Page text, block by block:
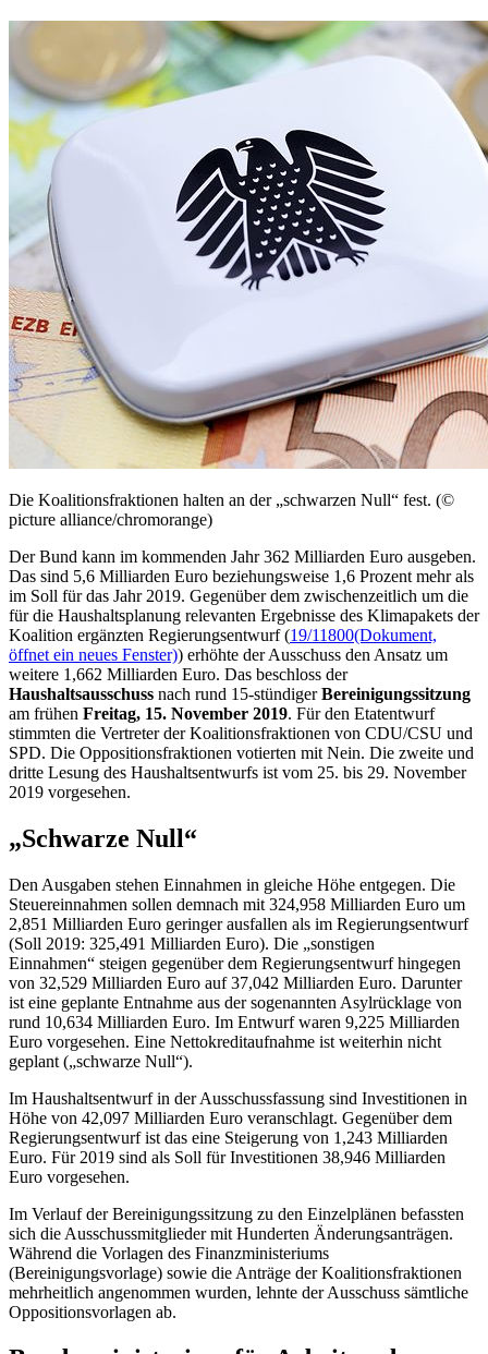
Die Koalitionsfraktionen halten an der „schwarzen Null“ fest. (©
picture alliance/chromorange)
Der Bund kann im kommenden Jahr 362 Milliarden Euro ausgeben.
Das sind 5,6 Milliarden Euro beziehungsweise 1,6 Prozent mehr als
im Soll für das Jahr 2019. Gegenüber dem zwischenzeitlich um die
für die Haushaltsplanung relevanten Ergebnisse des Klimapakets der
Koalition ergänzten Regierungsentwurf (19/11800(Dokument,
öffnet ein neues Fenster)) erhöhte der Ausschuss den Ansatz um
weitere 1,662 Milliarden Euro. Das beschloss der
Haushaltsausschuss nach rund 15-stündigerBereinigungssitzung
am frühen Freitag, 15. November 2019. Für den Etatentwurf
stimmten die Vertreter der Koalitionsfraktionen von CDU/CSU und
SPD. Die Oppositionsfraktionen votierten mit Nein. Die zweite und
dritte Lesung des Haushaltsentwurfs ist vom 25. bis 29. November
2019 vorgesehen.
„Schwarze Null“
Den Ausgaben stehen Einnahmen in gleiche Höhe entgegen. Die
Steuereinnahmen sollen demnach mit 324,958 Milliarden Euro um
2,851 Milliarden Euro geringer ausfallen als im Regierungsentwurf
(Soll 2019: 325,491 Milliarden Euro). Die „sonstigen
Einnahmen“ steigen gegenüber dem Regierungsentwurf hingegen
von 32,529 Milliarden Euro auf 37,042 Milliarden Euro. Darunter
ist eine geplante Entnahme aus der sogenannten Asylrücklage von
rund 10,634 Milliarden Euro. Im Entwurf waren 9,225 Milliarden
Euro vorgesehen. Eine Nettokreditaufnahme ist weiterhin nicht
geplant („schwarze Null“).
Im Haushaltsentwurf in der Ausschussfassung sind Investitionen in
Höhe von 42,097 Milliarden Euro veranschlagt. Gegenüber dem
Regierungsentwurf ist das eine Steigerung von 1,243 Milliarden
Euro. Für 2019 sind als Soll für Investitionen 38,946 Milliarden
Euro vorgesehen.
Im Verlauf der Bereinigungssitzung zu den Einzelplänen befassten
sich die Ausschussmitglieder mit Hunderten Änderungsanträgen.
Während die Vorlagen des Finanzministeriums
(Bereinigungsvorlage) sowie die Anträge der Koalitionsfraktionen
mehrheitlich angenommen wurden, lehnte der Ausschuss sämtliche
Oppositionsvorlagen ab.